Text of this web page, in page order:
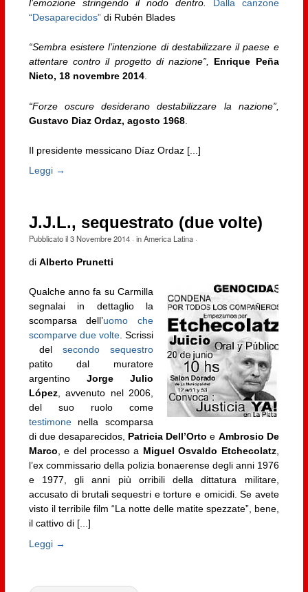
l’emozione stringendo il nodo dentro.
Dalla canzone
“Desaparecidos”di Rubén Blades
“Sembra esistere l’intenzione di destabilizzare il paese e
attentare contro il progetto di nazione”, Enrique Peña
Nieto, 18 novembre 2014.
“Forze oscure desiderano destabilizzare la nazione”,
Gustavo Diaz Ordaz, agosto 1968.
Il presidente messicano Díaz Ordaz [...]
Leggi →
J.J.L., sequestrato (due volte)
Pubblicato il3 Novembre 2014· inAmerica Latina·
di Alberto Prunetti
Qualche anno fa su Carmilla
segnalai in dettaglio la
scomparsa dell’uomo che
scomparve due volte . Scrissi
del secondo sequestro
patito dal muratore
argentino Jorge Julio
López, avvenuto nel 2006,
del suo ruolo come
testimone nella scomparsa
di due desaparecidos, Patricia Dell’Orto e Ambrosio De
Marco , e del processo a Miguel Osvaldo Etchecolatz,
l’ex commissario della polizia bonaerense degli anni 1976
e 1977, gli anni più orribili della dittatura militare,
accusato di brutali sequestri e torture e omicidi. Se avete
visto il terribile film “La notte delle matite spezzate”, bene,
il cattivo di [...]
Leggi →